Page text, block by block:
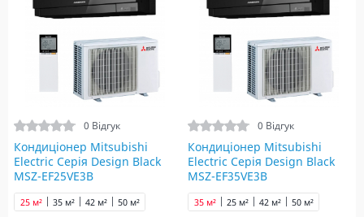
0 Відгук
Кондиціонер Mitsubishi
Electric Серія Design Black
MSZ-EF25VE3B
25 м² 35 м² 42 м² 50 м²
0 Відгук
Кондиціонер Mitsubishi
Electric Серія Design Black
MSZ-EF35VE3B
25 м²
35 м² 42 м² 50 м²